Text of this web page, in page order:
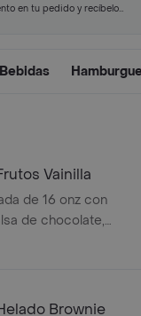
en tu pedido y recíbelo
Bebidas
Vainilla
de 16 onz con
de chocolate,
y crema
Brownie